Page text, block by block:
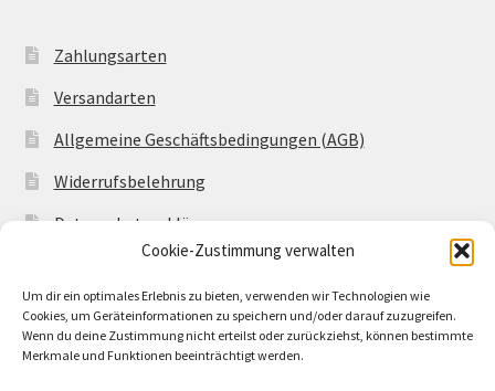
Cookie-Zustimmung verwalten
Um dir ein optimales Erlebnis zu bieten, verwenden wir Technologien wie
Cookies, um Geräteinformationen zu speichern und/oder darauf zuzugreifen.
Wenn du deine Zustimmung nicht erteilst oder zurückziehst, können bestimmte
Merkmale und Funktionen beeinträchtigt werden.
Zahlungsarten
Versandarten
Allgemeine Geschäftsbedingungen (AGB)
Widerrufsbelehrung
Datenschutzerklärung
Cookie-Richtlinie (EU)